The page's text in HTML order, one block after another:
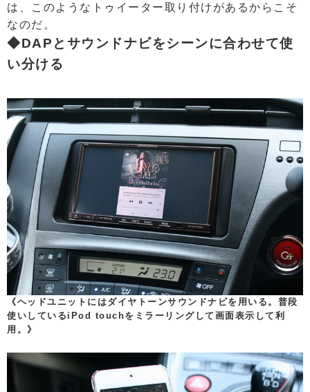
は、このようなトゥイーター取り付けがあるからこそ
なのだ。
◆DAPとサウンドナビをシーンに合わせて使
い分ける
《ヘッドユニットにはダイヤトーンサウンドナビを用いる。普段
使いしているiPod touchをミラーリングして画面表示して利
用。》